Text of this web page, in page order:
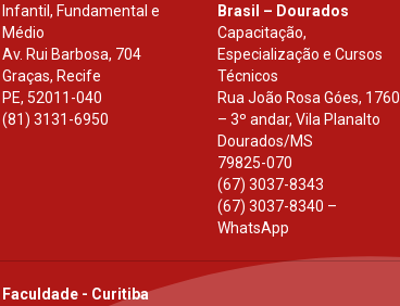
Infantil, Fundamental e
Médio
Av. Rui Barbosa, 704
Graças, Recife
PE, 52011-040
(81) 3131-6950
Brasil – Dourados
Capacitação,
Especialização e Cursos
Técnicos
Rua João Rosa Góes, 1760
– 3º andar, Vila Planalto
Dourados/MS
79825-070
(67) 3037-8343
(67) 3037-8340 –
WhatsApp
Faculdade - Curitiba